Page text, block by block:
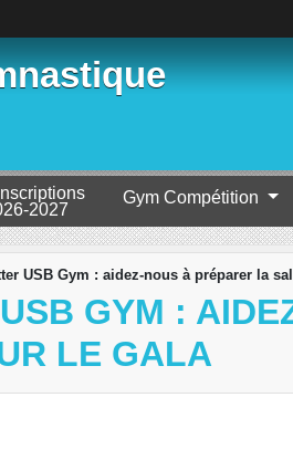
2027
Gym Compétition
USB Gym : aidez-nous à préparer la
GYM :
LE GALA